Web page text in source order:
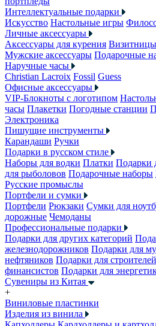
Интеллектуальные подарки
Искусство Настольные игры
Личные аксессуары
Аксессуары для курения Визитницы
Мужские аксессуары Подарочные
Наручные часы
Christian Lacroix Fossil Guess
Офисные аксессуары
VIP-Блокноты с логотипом
часы Плакетки Погодные станции
Электроника
Пишущие инструменты
Карандаши Ручки
Подарки в русском стиле
Наборы для водки Платки Подарки
для рыболовов Подарочные наборы
Русские промыслы
Портфели и сумки
Портфели Рюкзаки Сумки для
дорожные Чемоданы
Профессиональные подарки
Подарки для других категорий
железнодорожников Подарки для
нефтяников Подарки для строителей
финансистов Подарки для
Сувениры из Китая
+
Виниловые пластинки
Изделия из винила